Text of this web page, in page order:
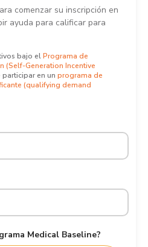
comenzar su inscripción en
ayuda para calificar para
bajo elPrograma de
(Self-Generation Incentive
en un programa de
(qualifying demand
Medical Baseline?